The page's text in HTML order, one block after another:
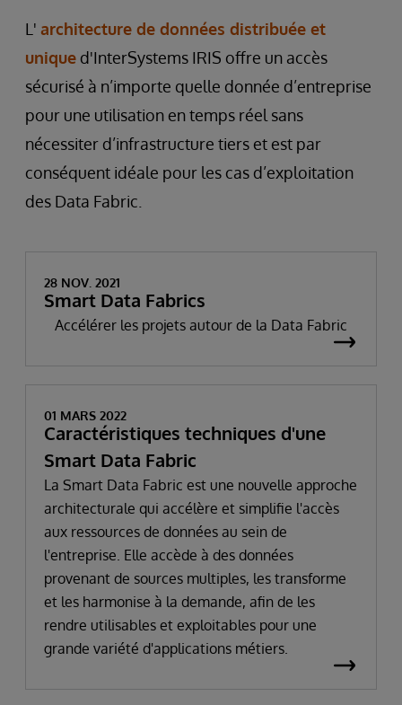
L' architecture de données distribuée et
unique d'InterSystems IRIS offre un accès
sécurisé à n’importe quelle donnée d’entreprise
pour une utilisation en temps réel sans
nécessiter d’infrastructure tiers et est par
conséquent idéale pour les cas d’exploitation
des Data Fabric.
28 NOV. 2021
Smart Data Fabrics
Accélérer les projets autour de la Data Fabric
01 MARS 2022
Caractéristiques techniques d'une
Smart Data Fabric
La Smart Data Fabric est une nouvelle approche
architecturale qui accélère et simplifie l'accès
aux ressources de données au sein de
l'entreprise. Elle accède à des données
provenant de sources multiples, les transforme
et les harmonise à la demande, afin de les
rendre utilisables et exploitables pour une
grande variété d'applications métiers.